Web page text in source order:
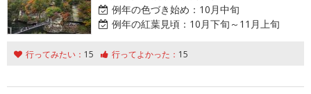
例年の色づき始め： 10月中旬
例年の紅葉見頃： 10月下旬～11月上旬
行ってみたい： 15 行ってよかった： 15